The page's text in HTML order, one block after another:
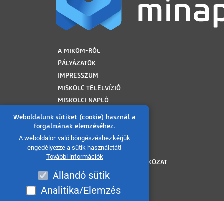
Weboldalunk sütiket (cookie) használ a
forgalmának elemzéséhez.
A weboldalon való böngészéshez kérjük
engedélyezze a sütik használatát!
További információk
Állandó sütik
Analitika/Elemzés
LÁBLÉC
A MIKOM-RÓL
PÁLYÁZATOK
IMPRESSZUM
MISKOLC TELELVÍZIÓ
MISKOLCI NAPLÓ
FELHASZNÁLÁSI FELTÉTELEK
ADATVÉDELMI TÁJÉKOZTATÓ
SÜTI TÁJÉKOZTATÓ
AKADÁLYMENTESÍTÉSI NYILATKOZAT
KÖZÉRDEKŰ ADATOK
KÖZADATKERESŐ